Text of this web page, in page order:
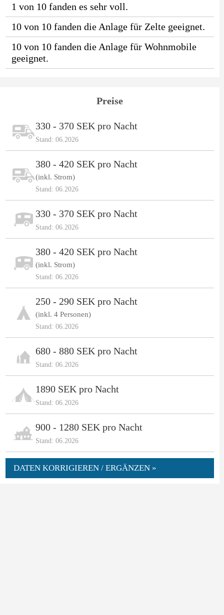
1 von 10 fanden es sehr voll.
10 von 10 fanden die Anlage für Zelte geeignet.
10 von 10 fanden die Anlage für Wohnmobile
geeignet.
Preise
330 - 370 SEK pro Nacht
Stand: 06.2026
380 - 420 SEK pro Nacht
(inkl. Strom)
Stand: 06.2026
330 - 370 SEK pro Nacht
Stand: 06.2026
380 - 420 SEK pro Nacht
(inkl. Strom)
Stand: 06.2026
250 - 290 SEK pro Nacht
(inkl. 4 Personen)
Stand: 06.2026
680 - 880 SEK pro Nacht
Stand: 06.2026
1890 SEK pro Nacht
Stand: 06.2026
900 - 1280 SEK pro Nacht
Stand: 06.2026
DATEN KORRIGIEREN / ERGÄNZEN »